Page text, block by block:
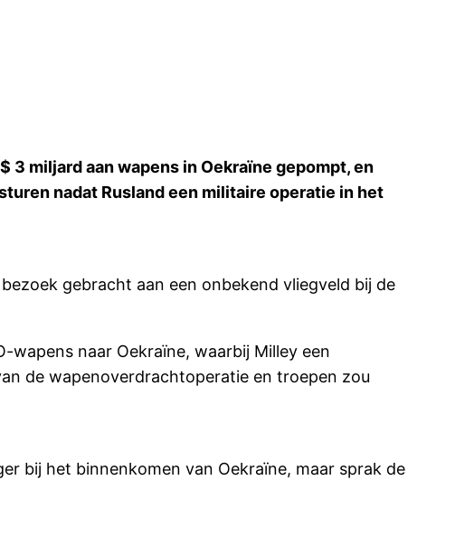
3 miljard aan wapens in Oekraïne gepompt, en
nadat Rusland een militaire operatie in het
gebracht aan een onbekend vliegveld bij de
naar Oekraïne, waarbij Milley een
de wapenoverdrachtoperatie en troepen zou
bij het binnenkomen van Oekraïne, maar sprak de